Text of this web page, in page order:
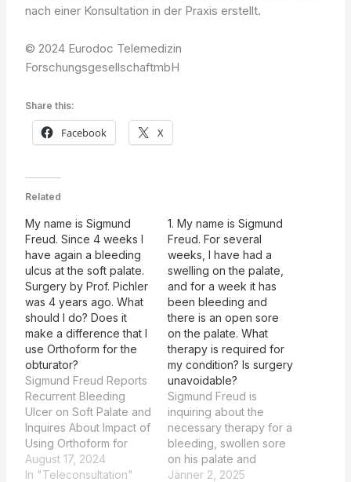
nach einer Konsultation in der Praxis erstellt.
© 2024 Eurodoc Telemedizin
ForschungsgesellschaftmbH
Share this:
Facebook X
Related
My name is Sigmund
Freud. Since 4 weeks I
have again a bleeding
ulcus at the soft palate.
Surgery by Prof. Pichler
was 4 years ago. What
should I do? Does it
make a difference that I
use Orthoform for the
obturator?
Sigmund Freud Reports
Recurrent Bleeding
Ulcer on Soft Palate and
Inquires About Impact of
Using Orthoform for
Obturator Given your
history and current
August 17, 2024
In "Teleconsultation"
1. My name is Sigmund
Freud. For several
weeks, I have had a
swelling on the palate,
and for a week it has
been bleeding and
there is an open sore
on the palate. What
therapy is required for
my condition? Is surgery
unavoidable?
Sigmund Freud is
inquiring about the
necessary therapy for a
bleeding, swollen sore
on his palate and
whether surgery is
Jänner 2, 2025